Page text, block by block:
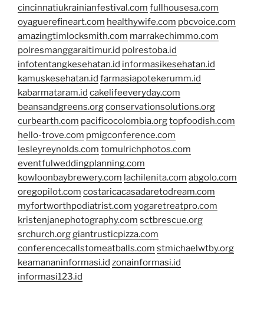
cincinnatiukrainianfestival.com fullhousesa.com
oyaguerefineart.com healthywife.com pbcvoice.com
amazingtimlocksmith.com marrakechimmo.com
polresmanggaraitimur.id polrestoba.id
infotentangkesehatan.id informasikesehatan.id
kamuskesehatan.id farmasiapotekerumm.id
kabarmataram.id cakelifeeveryday.com
beansandgreens.orgconservationsolutions.org
curbearth.com pacificocolombia.orgtopfoodish.com
hello-trove.com pmigconference.com
lesleyreynolds.com tomulrichphotos.com
eventfulweddingplanning.com
kowloonbaybrewery.com lachilenita.com abgolo.com
oregopilot.com costaricacasadaretodream.com
myfortworthpodiatrist.com yogaretreatpro.com
kristenjanephotography.com sctbrescue.org
srchurch.orggiantrusticpizza.com
conferencecallstomeatballs.com stmichaelwtby.org
keamananinformasi.id zonainformasi.id
informasi123.id